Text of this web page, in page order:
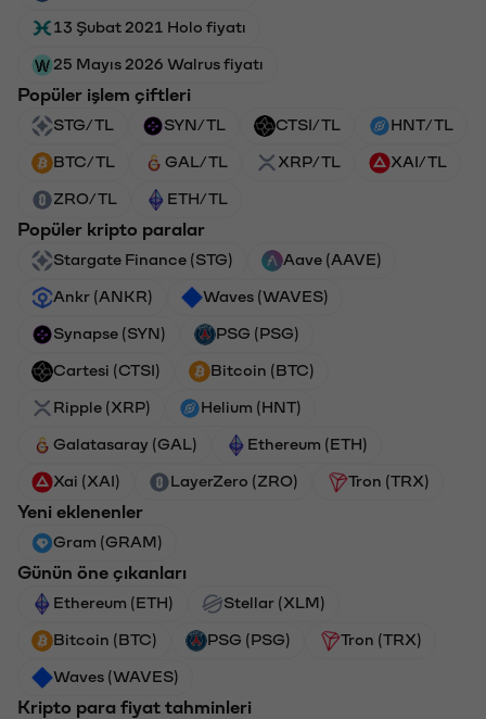
13 Şubat 2021 Holo fiyatı
25 Mayıs 2026 Walrus fiyatı
Popüler işlem çiftleri
STG/TL SYN/TL CTSI/TL HNT/TL
BTC/TL GAL/TL XRP/TL XAI/TL
ZRO/TL ETH/TL
Popüler kripto paralar
Stargate Finance (STG) Aave (AAVE)
Ankr (ANKR) Waves (WAVES)
Synapse (SYN) PSG (PSG)
Cartesi (CTSI) Bitcoin (BTC)
Ripple (XRP) Helium (HNT)
Galatasaray (GAL) Ethereum (ETH)
Xai (XAI) LayerZero (ZRO) Tron (TRX)
Yeni eklenenler
Gram (GRAM)
Günün öne çıkanları
Ethereum (ETH) Stellar (XLM)
Bitcoin (BTC) PSG (PSG) Tron (TRX)
Waves (WAVES)
Kripto para fiyat tahminleri